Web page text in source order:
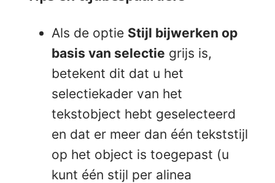
Als de optie Stijl bijwerken op
basis van selectie grijs is,
betekent dit dat u het
selectiekader van het
tekstobject hebt geselecteerd
en dat er meer dan één tekststijl
op het object is toegepast (u
kunt één stijl per alinea